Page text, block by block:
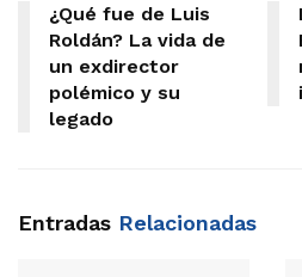
¿Qué fue de Luis
Roldán? La vida de
un exdirector
polémico y su
legado
Entradas Relacionadas